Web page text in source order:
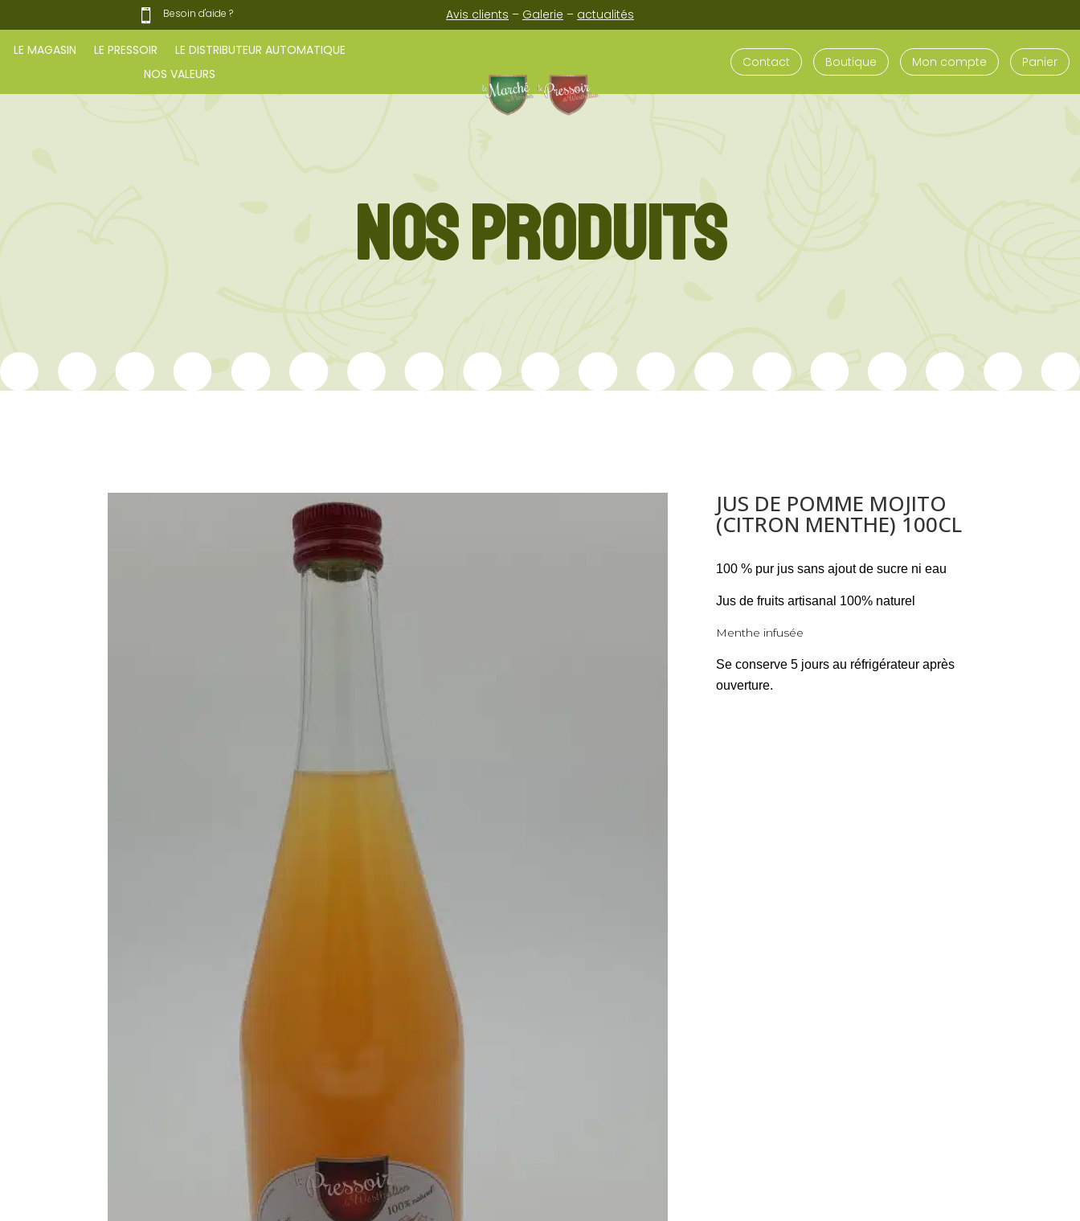
 Besoin d'aide ? Avis clients – Galerie – actualités
LE MAGASIN LE PRESSOIR
LE DISTRIBUTEUR AUTOMATIQUE
NOS VALEURS
Contact Boutique Mon compte Panier
NOS PRODUITS
JUS DE POMME MOJITO
(CITRON MENTHE) 100CL
100 % pur jus sans ajout de sucre ni eau
Jus de fruits artisanal 100% naturel
Menthe infusée
Se conserve 5 jours au réfrigérateur après
ouverture.